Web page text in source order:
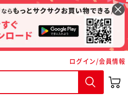
ログイン/会員情報